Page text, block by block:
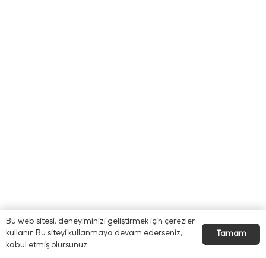
Bu web sitesi, deneyiminizi geliştirmek için çerezler
kullanır. Bu siteyi kullanmaya devam ederseniz,
kabul etmiş olursunuz.
Tamam